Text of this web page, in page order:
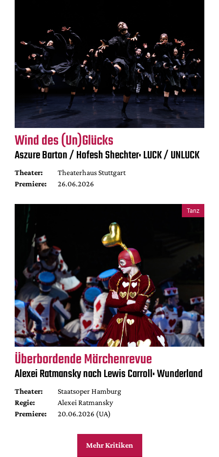
Wind des (Un)Glücks
Aszure Barton / Hofesh Shechter: LUCK / UNLUCK
Theater:
Theaterhaus Stuttgart
Premiere:
26.06.2026
Tanz
Überbordende Märchenrevue
Alexei Ratmansky nach Lewis Carroll: Wunderland
Theater:
Staatsoper Hamburg
Regie:
Alexei Ratmansky
Premiere:
20.06.2026 (UA)
Mehr Kritiken